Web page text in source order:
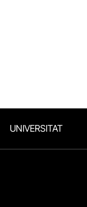
UNIVERSITAT